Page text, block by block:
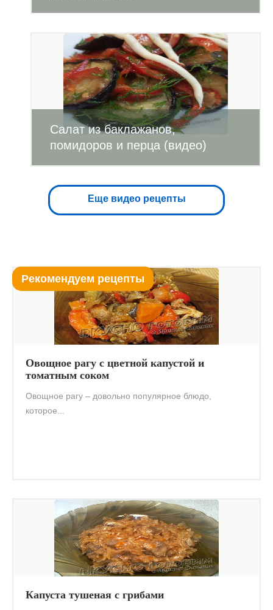
Салат из баклажанов,
помидоров и перца (видео)
Еще видео рецепты
Рекомендуем рецепты
Овощное рагу с цветной капустой и
томатным соком
Овощное рагу – довольно популярное блюдо,
которое...
Капуста тушеная с грибами